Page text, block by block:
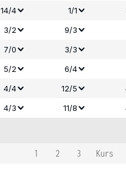
14/4 1/1
3/2
9/3
7/0
3/3
5/2
6/4
4/4 12/5
4/3 11/8
1 2 3
Kurs